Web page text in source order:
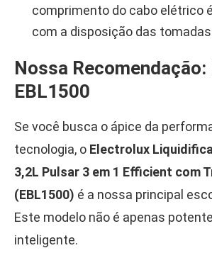
comprimento do cabo elétrico
com a disposição das
Nossa
EBL1500
Se você busca o ápice da
tecnologia, o Electrolux
3,2L Pulsar 3 em 1 Efficient com
(EBL1500) é a nossa principal
Este modelo não é apenas
inteligente.